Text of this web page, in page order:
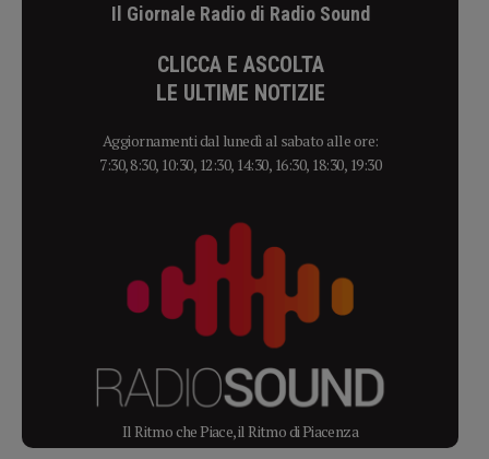
Il Giornale Radio di Radio Sound
CLICCA E ASCOLTA
LE ULTIME NOTIZIE
Aggiornamenti dal lunedì al sabato alle ore:
7:30, 8:30, 10:30, 12:30, 14:30, 16:30, 18:30, 19:30
Il Ritmo che Piace, il Ritmo di Piacenza